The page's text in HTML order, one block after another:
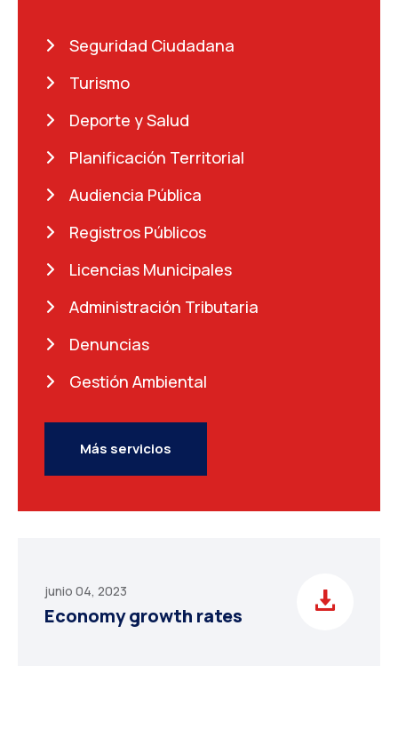
Seguridad Ciudadana
Turismo
Deporte y Salud
Planificación Territorial
Audiencia Pública
Registros Públicos
Licencias Municipales
Administración Tributaria
Denuncias
Gestión Ambiental
Más servicios
junio 04, 2023
Economy growth rates